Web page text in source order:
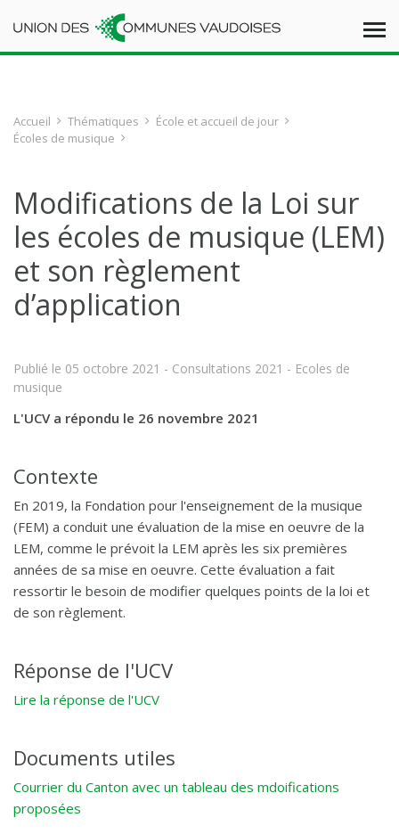
Accueil Thématiques
École et accueil de jour
Écoles de musique
Modifications de la Loi sur
les écoles de musique (LEM)
et son règlement
d’application
Publié le 05 octobre 2021 - Consultations 2021 - Ecoles de
musique
L'UCV a répondu le 26 novembre 2021
Contexte
En 2019, la Fondation pour l'enseignement de la musique
(FEM) a conduit une évaluation de la mise en oeuvre de la
LEM, comme le prévoit la LEM après les six premières
années de sa mise en oeuvre. Cette évaluation a fait
ressortir le besoin de modifier quelques points de la loi et
de son règlement.
Réponse de l'UCV
Lire la réponse de l'UCV
Documents utiles
Courrier du Canton avec un tableau des mdoifications
proposées